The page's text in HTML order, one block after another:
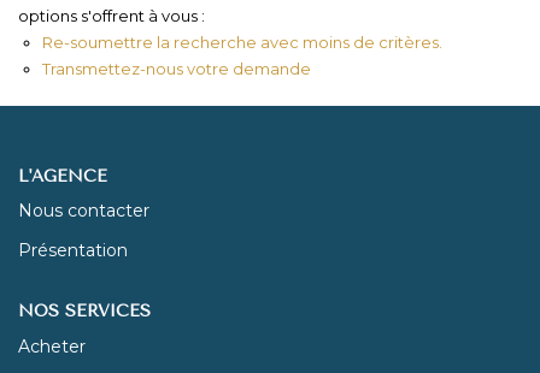
GERER
options s'offrent à vous :
Re-soumettre la recherche avec moins de critères.
Transmettez-nous votre demande
L'AGENCE
Nous contacter
Présentation
NOS SERVICES
Acheter